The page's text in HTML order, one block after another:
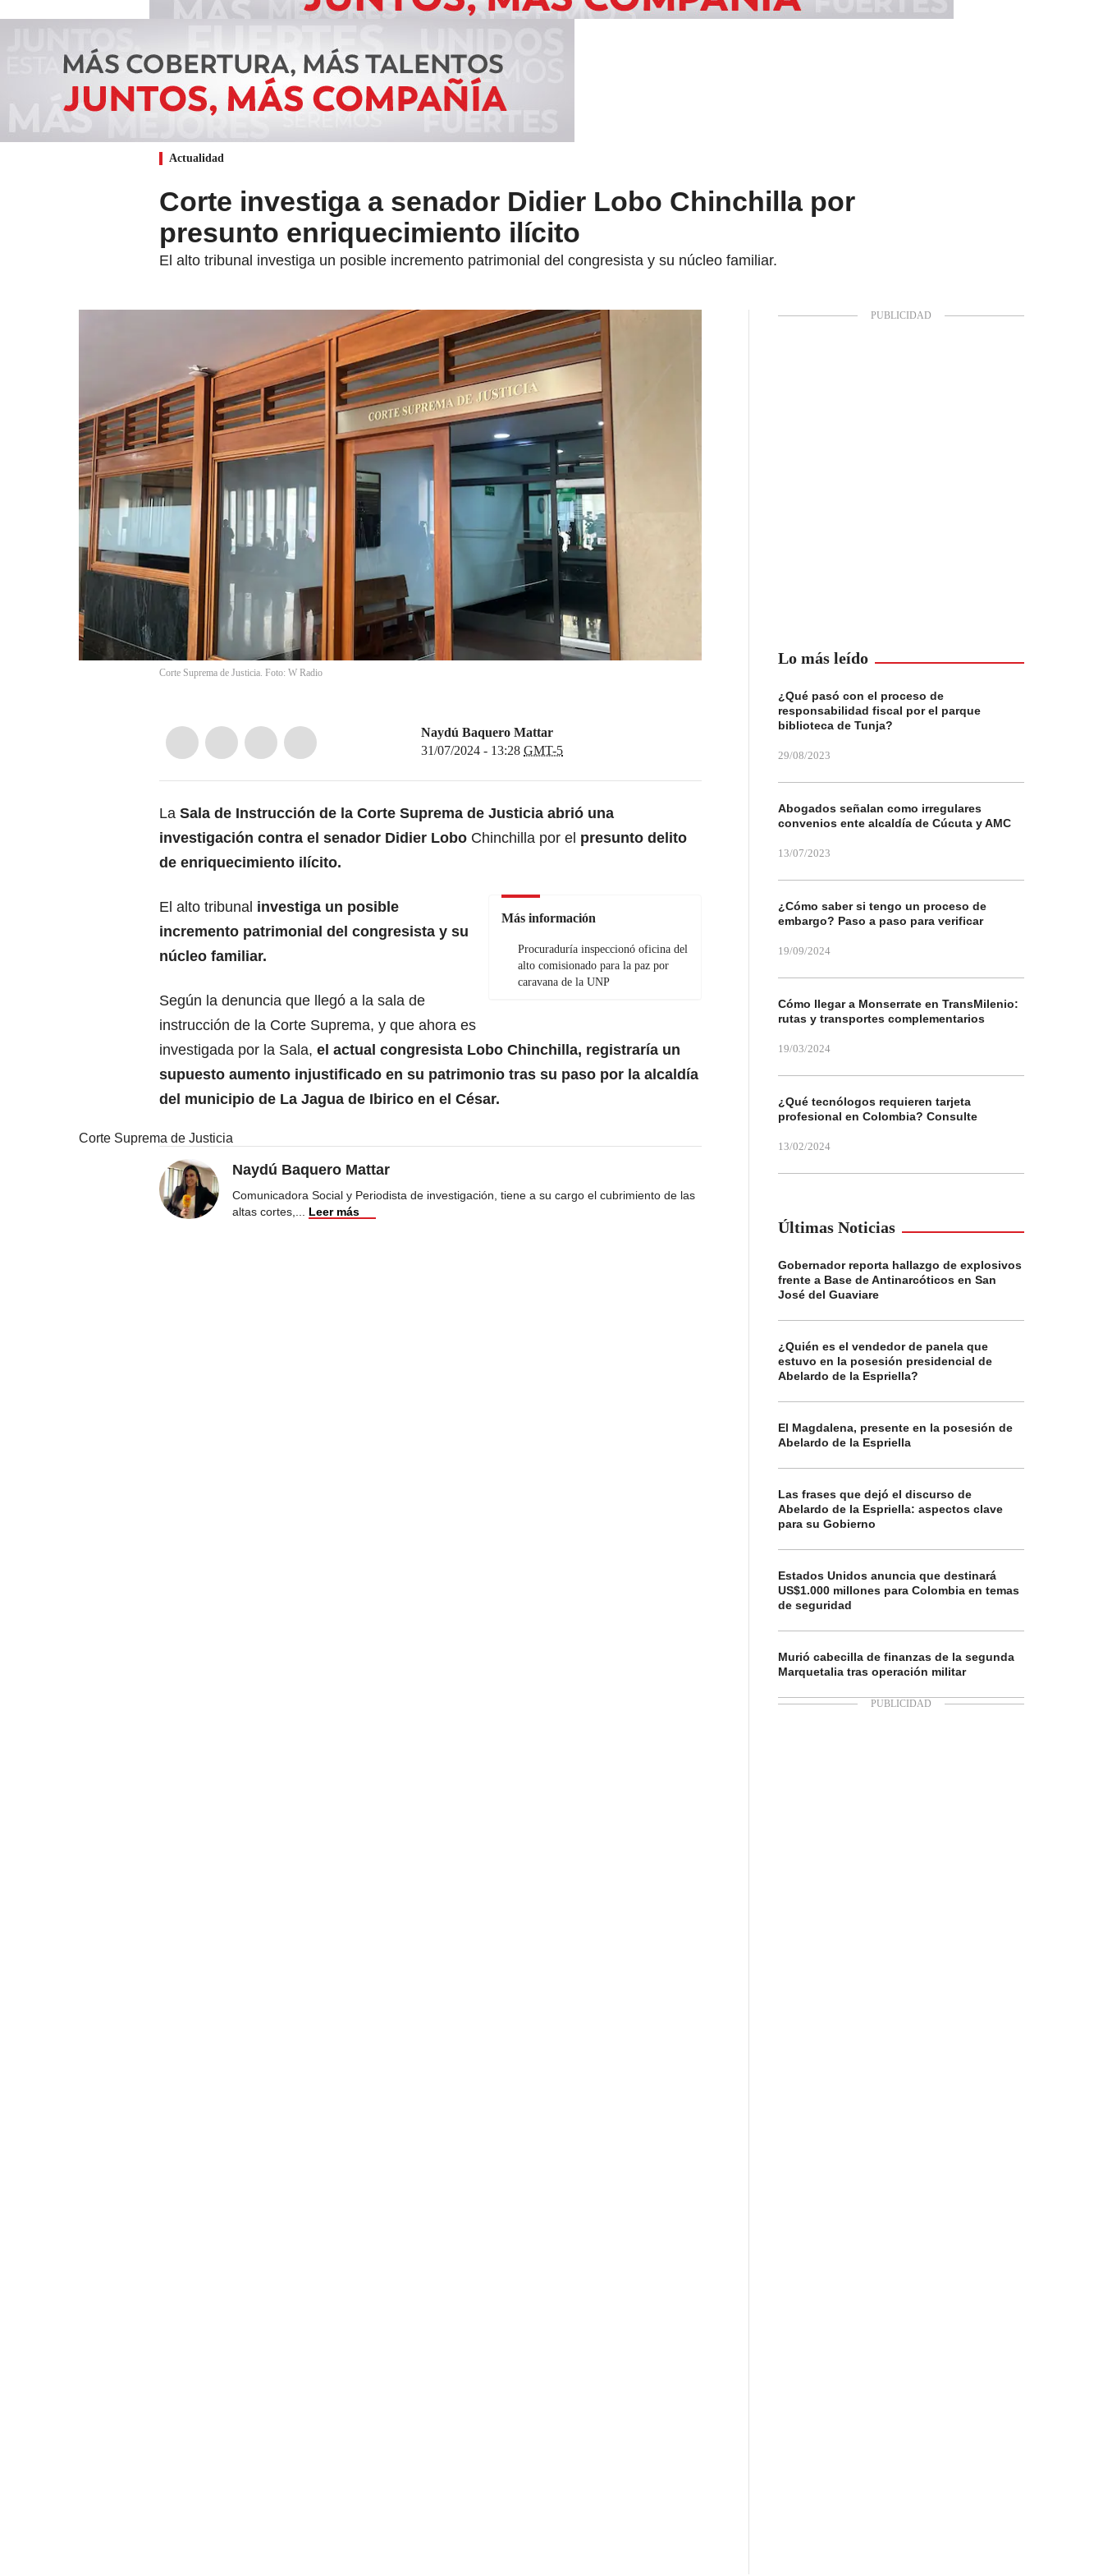
Actualidad
Corte investiga a senador Didier Lobo Chinchilla por
presunto enriquecimiento ilícito
El alto tribunal investiga un posible incremento patrimonial del congresista y su núcleo familiar.
Corte Suprema de Justicia. Foto: W Radio
Naydú Baquero Mattar
31/07/2024 - 13:28 GMT-5
La Sala de Instrucción de la Corte Suprema de Justicia abrió una
investigación contra el senador Didier Lobo Chinchilla por el presunto delito
de enriquecimiento ilícito.
Más información
Procuraduría inspeccionó oficina del
alto comisionado para la paz por
caravana de la UNP
El alto tribunal investiga un posible
incremento patrimonial del congresista y su
núcleo familiar.
Según la denuncia que llegó a la sala de
instrucción de la Corte Suprema, y que ahora es
investigada por la Sala, el actual congresista Lobo Chinchilla, registraría un
supuesto aumento injustificado en su patrimonio tras su paso por la alcaldía
del municipio de La Jagua de Ibirico en el César.
Corte Suprema de Justicia
Naydú Baquero Mattar
Comunicadora Social y Periodista de investigación, tiene a su cargo el cubrimiento de las
altas cortes,
Leer más
Lo más leído
¿Qué pasó con el proceso de
responsabilidad fiscal por el parque
biblioteca de Tunja?
29/08/2023
Abogados señalan como irregulares
convenios ente alcaldía de Cúcuta y AMC
13/07/2023
¿Cómo saber si tengo un proceso de
embargo? Paso a paso para verificar
19/09/2024
Cómo llegar a Monserrate en TransMilenio:
rutas y transportes complementarios
19/03/2024
¿Qué tecnólogos requieren tarjeta
profesional en Colombia? Consulte
13/02/2024
Últimas Noticias
Gobernador reporta hallazgo de explosivos
frente a Base de Antinarcóticos en San
José del Guaviare
¿Quién es el vendedor de panela que
estuvo en la posesión presidencial de
Abelardo de la Espriella?
El Magdalena, presente en la posesión de
Abelardo de la Espriella
Las frases que dejó el discurso de
Abelardo de la Espriella: aspectos clave
para su Gobierno
Estados Unidos anuncia que destinará
US$1.000 millones para Colombia en temas
de seguridad
Murió cabecilla de finanzas de la segunda
Marquetalia tras operación militar